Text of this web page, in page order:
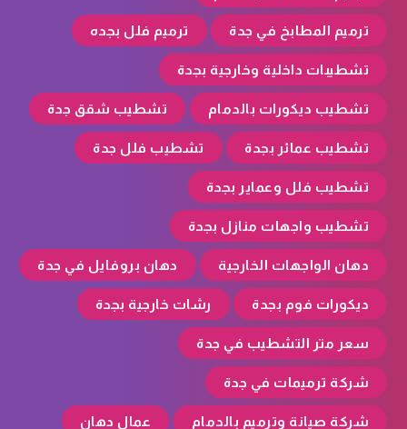
ترميم المطابخ في جدة ترميم فلل بجده
تشطيبات داخلية وخارجية بجدة
تشطيب ديكورات بالدمام تشطيب شقق جدة
تشطيب عمائر بجدة تشطيب فلل جدة
تشطيب فلل وعماير بجدة
تشطيب واجهات منازل بجدة
دهان الواجهات الخارجية دهان بروفايل في جدة
ديكورات فوم بجدة رشات خارجية بجدة
سعر متر التشطيب في جدة
شركة ترميمات في جدة
شركة صيانة وترميم بالدمام عمال دهان